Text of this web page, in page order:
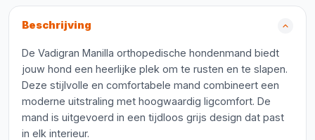
Beschrijving
De Vadigran Manilla orthopedische hondenmand biedt
jouw hond een heerlijke plek om te rusten en te slapen.
Deze stijlvolle en comfortabele mand combineert een
moderne uitstraling met hoogwaardig ligcomfort. De
mand is uitgevoerd in een tijdloos grijs design dat past
in elk interieur.